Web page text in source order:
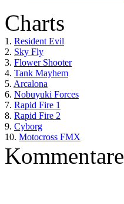
Charts
1. Resident Evil
2. Sky Fly
3. Flower Shooter
4. Tank Mayhem
5. Arcalona
6. Nobuyuki Forces
7. Rapid Fire 1
8. Rapid Fire 2
9. Cyborg
10. Motocross FMX
Kommentare